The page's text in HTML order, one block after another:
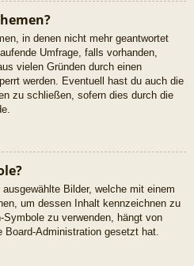
in denen nicht mehr geantwortet
Umfrage, falls vorhanden,
vielen Gründen durch einen
werden. Eventuell hast du auch die
zu schließen, sofern dies durch die
Bilder, welche mit einem
um dessen Inhalt kennzeichnen zu
zu verwenden, hängt von
Administration gesetzt hat.